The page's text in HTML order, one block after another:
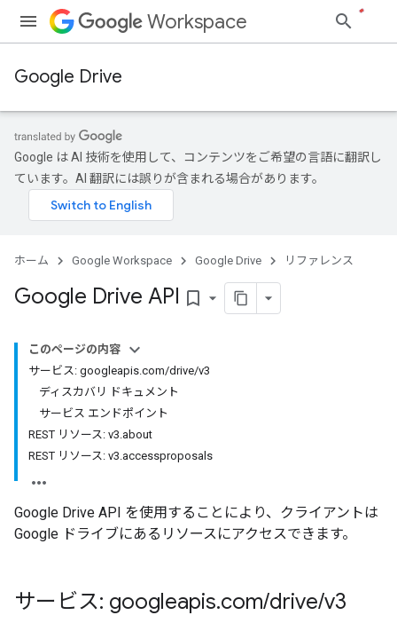
Workspace
Google Drive
Google は AI 技術を使用して、コンテンツをご希望の言語に翻訳し
ています。AI 翻訳には誤りが含まれる場合があります。
ホーム Google Workspace Google Drive リファレンス
Google Drive API bookmark_border
このページの内容
サービス: googleapis.com/drive/v3
ディスカバリ ドキュメント
サービス エンドポイント
REST リソース: v3.about
REST リソース: v3.accessproposals
Google Drive API を使用することにより、クライアントは
Google ドライブにあるリソースにアクセスできます。
サービス: googleapis.com/drive/v3